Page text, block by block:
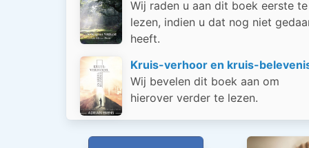
Wij raden u aan dit boek eerste te
lezen, indien u dat nog niet
heeft.
Kruis-verhoor en kruis-
Wij bevelen dit boek aan om
hierover verder te lezen.